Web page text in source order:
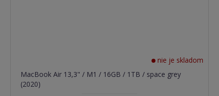
nie je skladom
MacBook Air 13,3" / M1 / 16GB / 1TB / space grey
(2020)